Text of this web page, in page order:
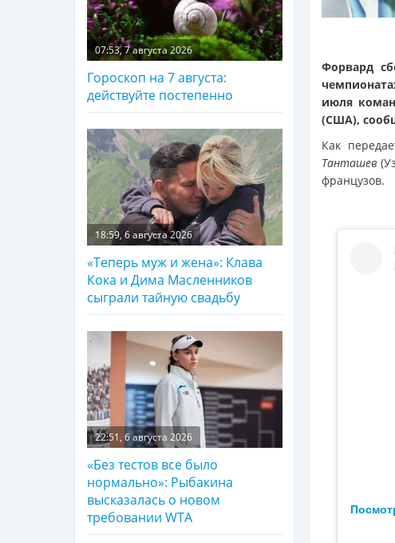
Форвард
июля
(США),
Как
Танташев
французов.
07:53, 7 августа 2026
Гороскоп на 7 августа:
действуйте постепенно
18:59, 6 августа 2026
«Теперь муж и жена»: Клава
Кока и Дима Масленников
сыграли тайную свадьбу
22:51, 6 августа 2026
«Без тестов все было
нормально»: Рыбакина
высказалась о новом
требовании WTA